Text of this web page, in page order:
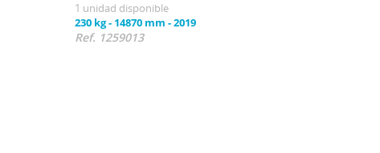
1 unidad disponible
230 kg- 14870 mm -2019
Ref. 1259013